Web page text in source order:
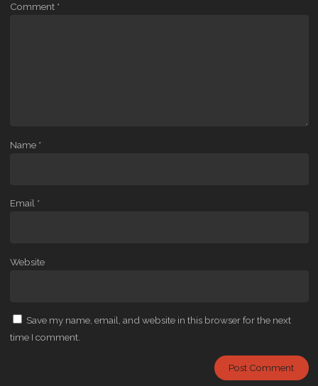
Comment *
Name *
Email *
Website
Save my name, email, and website in this browser for the next
time I comment.